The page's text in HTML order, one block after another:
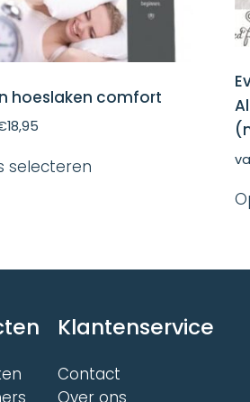
hoeslaken comfort
18,95
selecterenproduct
kan
op
productpagina
Klantenservice
Contact
Over ons